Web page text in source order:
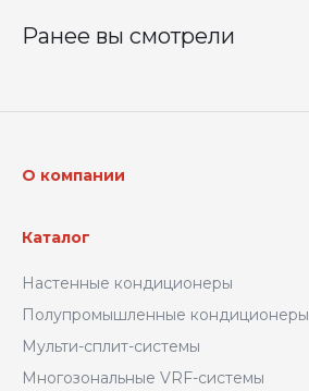
Ранее вы смотрели
О компании
Каталог
Настенные кондиционеры
Полупромышленные кондиционеры
Мульти-сплит-системы
Многозональные VRF-системы